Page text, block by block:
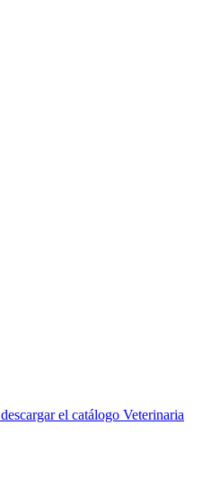
descargar el catálogo Veterinaria